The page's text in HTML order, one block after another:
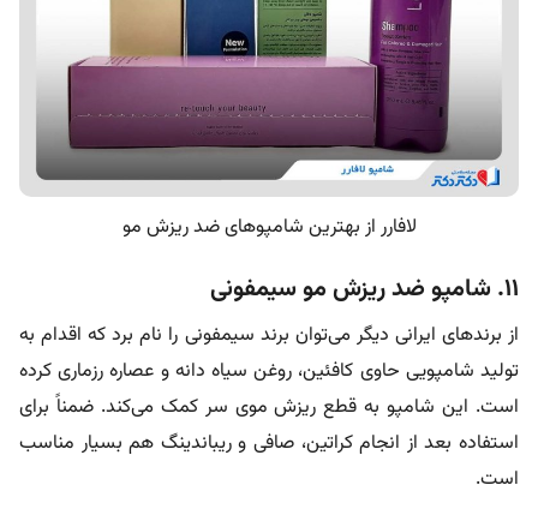
لافارر از بهترین شامپوهای ضد ریزش مو
۱۱. شامپو ضد ریزش مو سیمفونی
از برند‌های ایرانی دیگر می‌توان برند سیمفونی را نام برد که اقدام به
تولید شامپویی حاوی کافئین، روغن سیاه دانه و عصاره رزماری کرده
است. این شامپو به قطع ریزش موی سر کمک می‌کند. ضمناً برای
استفاده بعد از انجام کراتین، صافی و ریباندینگ هم بسیار مناسب
است.